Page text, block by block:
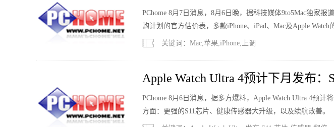
PChome 8月7日消息，8月6日晚，据科技媒体9to5Mac独家报
购计划的官方估价表，多款iPhone、iPad、Mac及Apple
30%。
关键词：Mac,苹果,iPhone,上调
Apple Watch Ultra 4预计下月发布
点
PChome 8月6日消息，据多方爆料，Apple Watch Ultra 4预
方面：更强的S11芯片、健康传感器大升级，以及续航改善。